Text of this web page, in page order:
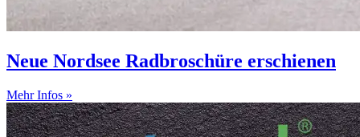
Neue Nordsee Radbroschüre erschienen
Mehr Infos »